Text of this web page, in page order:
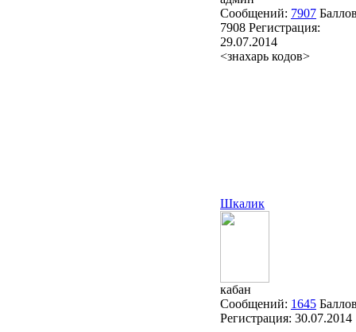
Сообщений: 7907
7908 Регистрация:
29.07.2014
<знахарь кодов>
Шкалик
кабан
Сообщений: 1645
Регистрация: 30.07.2014